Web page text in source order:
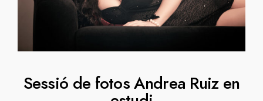
Sessió de fotos Andrea Ruiz en